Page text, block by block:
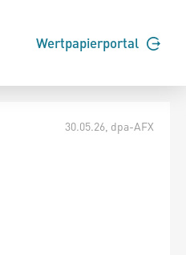
Wertpapierportal
30.05.26 , dpa-AFX